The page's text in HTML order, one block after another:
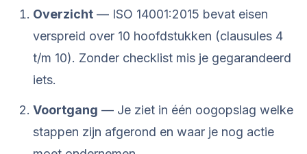
Overzicht — ISO 14001:2015 bevat eisen
verspreid over 10 hoofdstukken (clausules 4
t/m 10). Zonder checklist mis je gegarandeerd
iets.
Voortgang — Je ziet in één oogopslag welke
stappen zijn afgerond en waar je nog actie